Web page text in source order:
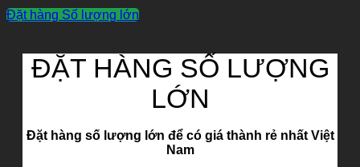
Đặt hàng Số lượng lớn
ĐẶT HÀNG SỐ LƯỢNG
LỚN
Đặt hàng số lượng lớn để có giá thành rẻ nhất Việt
Nam